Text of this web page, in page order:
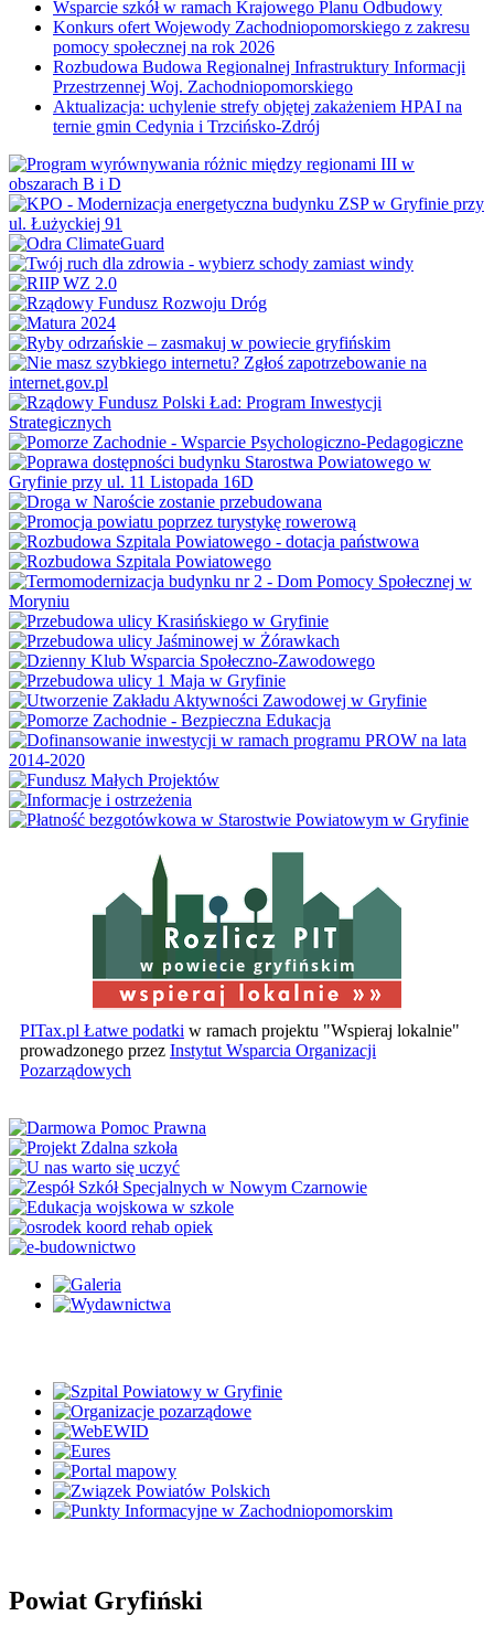
Wsparcie szkół w ramach Krajowego Planu Odbudowy
Konkurs ofert Wojewody Zachodniopomorskiego z zakresu
pomocy społecznej na rok 2026
Rozbudowa Budowa Regionalnej Infrastruktury Informacji
Przestrzennej Woj. Zachodniopomorskiego
Aktualizacja: uchylenie strefy objętej zakażeniem HPAI na
ternie gmin Cedynia i Trzcińsko-Zdrój
w powiecie gryfińskim
PITax.pl Łatwe podatki w ramach projektu "Wspieraj lokalnie"
prowadzonego przez Instytut Wsparcia Organizacji
Pozarządowych
Powiat Gryfiński